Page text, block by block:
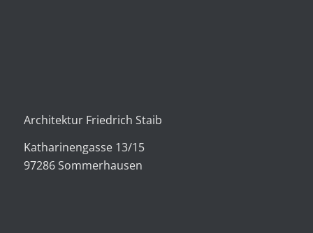
Architektur Friedrich Staib
Katharinengasse 13/15
97286 Sommerhausen